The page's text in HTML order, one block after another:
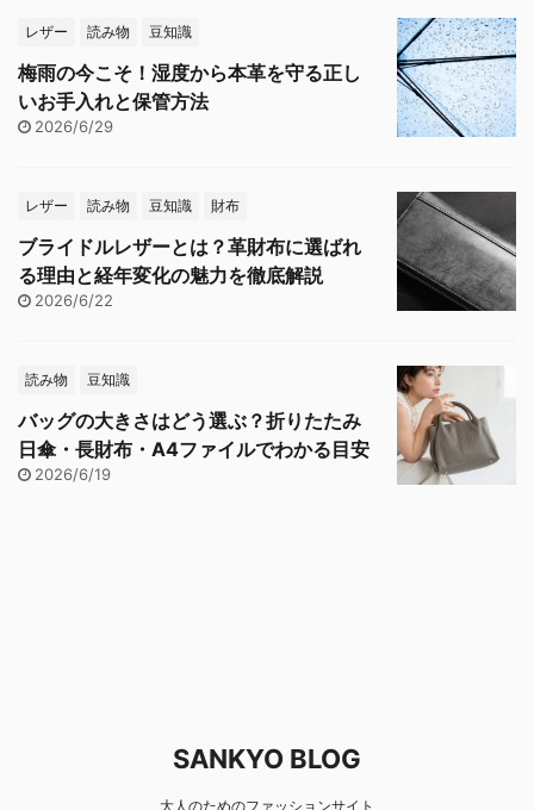
レザー 読み物 豆知識
梅雨の今こそ！湿度から本革を守る正し
いお手入れと保管方法
2026/6/29
レザー 読み物 豆知識 財布
ブライドルレザーとは？革財布に選ばれ
る理由と経年変化の魅力を徹底解説
2026/6/22
読み物 豆知識
バッグの大きさはどう選ぶ？折りたたみ
日傘・長財布・A4ファイルでわかる目安
2026/6/19
SANKYO BLOG
大人のためのファッションサイト